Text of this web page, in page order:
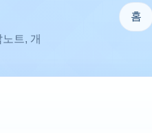
트, 개
홈